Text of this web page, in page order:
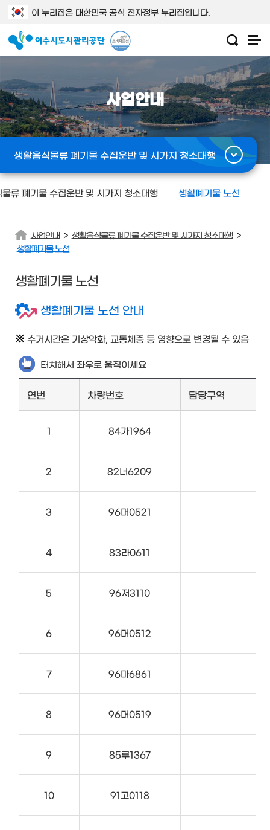
이 누리집은 대한민국 공식 전자정부 누리집입니다.
사업안내
생활음식물류 폐기물 수집운반 및 시가지 청소대행
물류 폐기물 수집운반 및 시가지 청소대행 생활폐기물 노선
사업안내 > 생활음식물류 폐기물 수집운반 및 시가지 청소대행 >
생활폐기물 노선
생활폐기물 노선
생활폐기물 노선 안내
수거시간은 기상악화, 교통체증 등 영향으로 변경될 수 있음
터치해서 좌우로 움직이세요
연번 차량번호 담당구역
1 84가1964
2 82너6209
3 96머0521
4 83라0611
5 96저3110
6 96머0512
7 96마6861
8 96머0519
9 85루1367
10 91고0118